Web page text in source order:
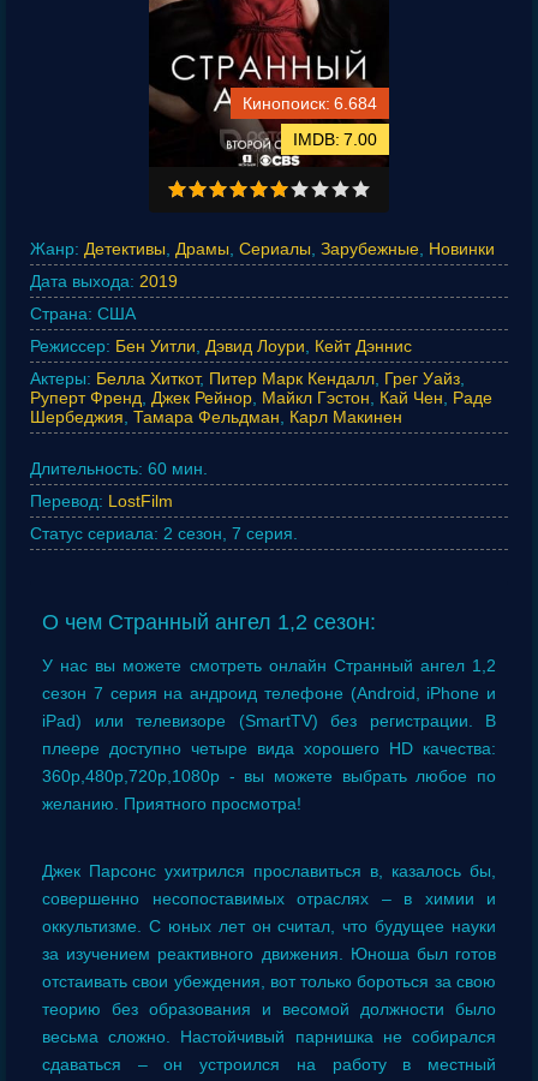
6.684
7.00
Жанр: Детективы, Драмы, Сериалы, Зарубежные, Новинки
Дата выхода: 2019
Страна: США
Режиссер: Бен Уитли, Дэвид Лоури, Кейт Дэннис
Актеры: Белла Хиткот, Питер Марк Кендалл, Грег Уайз,
Руперт Френд, Джек Рейнор, Майкл Гэстон, Кай Чен, Раде
Шербеджия, Тамара Фельдман, Карл Макинен
Длительность: 60 мин.
Перевод: LostFilm
Статус сериала: 2 сезон, 7 серия.
О чем Странный ангел 1,2 сезон:
У нас вы можете смотреть онлайн Странный ангел 1,2
сезон 7 серия на андроид телефоне (Android, iPhone и
iPad) или телевизоре (SmartTV) без регистрации. В
плеере доступно четыре вида хорошего HD качества:
360p,480p,720p,1080p - вы можете выбрать любое по
желанию. Приятного просмотра!
Джек Парсонс ухитрился прославиться в, казалось бы,
совершенно несопоставимых отраслях – в химии и
оккультизме. С юных лет он считал, что будущее науки
за изучением реактивного движения. Юноша был готов
отстаивать свои убеждения, вот только бороться за свою
теорию без образования и весомой должности было
весьма сложно. Настойчивый парнишка не собирался
сдаваться – он устроился на работу в местный